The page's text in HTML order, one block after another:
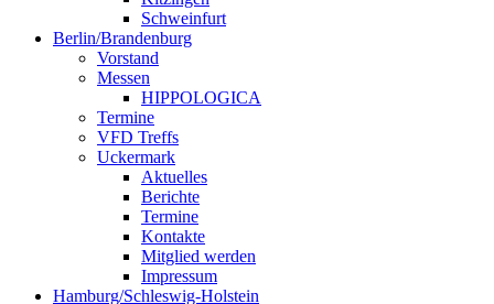
Schweinfurt
Berlin/Brandenburg
Vorstand
Messen
HIPPOLOGICA
Termine
VFD Treffs
Uckermark
Aktuelles
Berichte
Termine
Kontakte
Mitglied werden
Impressum
Hamburg/Schleswig-Holstein